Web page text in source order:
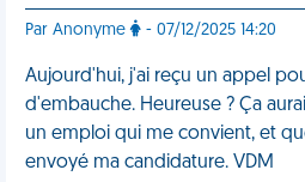
Par Anonyme - 07/12/2025 14:20
Aujourd'hui, j'ai reçu un appel
d'embauche. Heureuse ? Ça
un emploi qui me convient, et
envoyé ma candidature. VDM